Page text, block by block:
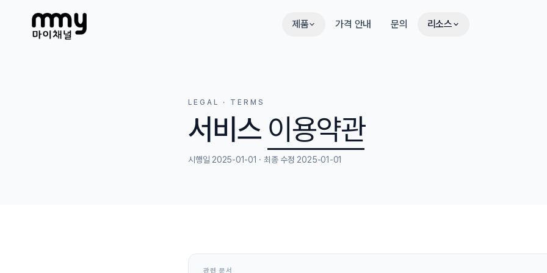
제품 가격 안내 문의 리소스
LEGAL · TERMS
서비스 이용약관
시행일 2025-01-01 · 최종 수정 2025-01-01
관련 문서